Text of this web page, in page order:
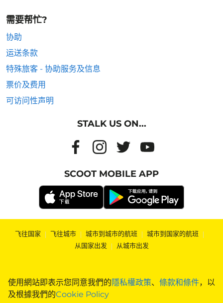
使用網站即表示您同意我們的隱私權政策、 條款和條件，以
及根據我們的Cookie Policy
需要帮忙?
协助
运送条款
特殊旅客 - 协助服务及信息
票价及费用
可访问性声明
STALK US ON...
SCOOT MOBILE APP
飞往国家 | 飞往城市 | 城市到城市的航班 | 城市到国家的航班 |
从国家出发 | 从城市出发